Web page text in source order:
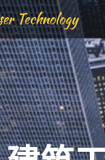
Technology